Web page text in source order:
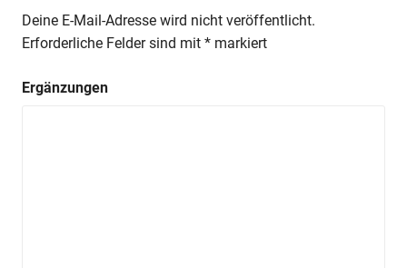
Deine E-Mail-Adresse wird nicht veröffentlicht.
Erforderliche Felder sind mit * markiert
Ergänzungen